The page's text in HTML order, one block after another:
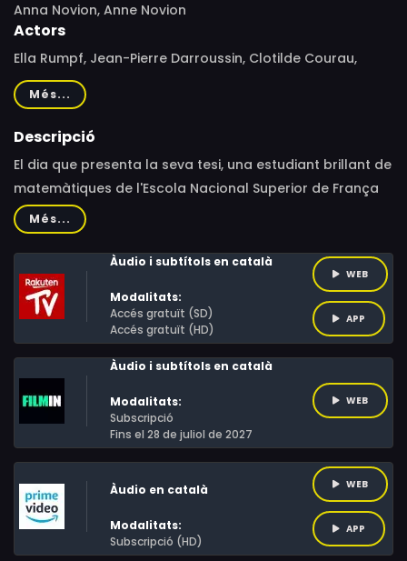
Anna Novion, Anne Novion
Actors
Ella Rumpf, Jean-Pierre Darroussin, Clotilde Courau,
Julien Frison, Sonia Bonny, Xiaoxing Cheng, Jean-pierre
Darroussin, Idir Azougli, Édouard Sulpice, Camille de
Sablet, Karl Ruben Noel, Ava Baya, Gautier Boxebeld,
Pakirathan Sulakshan, Tien Shué, Yun-Ping He, Fang Chen,
David Hattery, Daniel Wolf, Pierre Banderet, Paul Kai Te
Més...
Descripció
El dia que presenta la seva tesi, una estudiant brillant de
matemàtiques de l'Escola Nacional Superior de França
comet un error que fa trontollar totes les certeses de la
seva vida, planificada fins al darrer detall. Així que
decideix deixar-ho tot i començar de nou.
Més...
Àudio i subtítols en català
Modalitats:
Accés gratuït (SD)
Accés gratuït (HD)
WEB
APP
Àudio i subtítols en català
Modalitats:
Subscripció
Fins el 28 de juliol de 2027
WEB
Àudio en català
Modalitats:
Subscripció (HD)
WEB
APP